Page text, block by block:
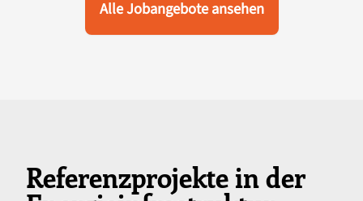
Alle Jobangebote ansehen
Referenzprojekte in der